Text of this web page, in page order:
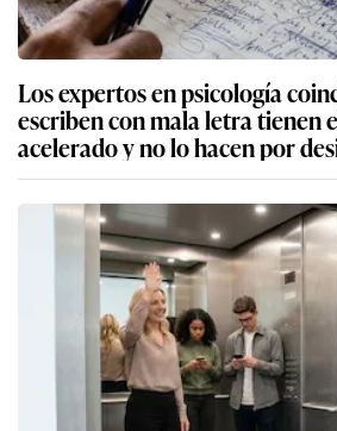
Los expertos en psicología
escriben con mala letra tienen
acelerado y no lo hacen por